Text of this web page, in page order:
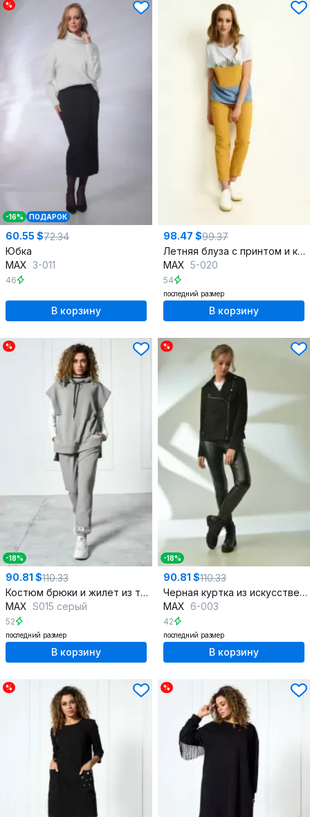
%
-16% ПОДАРОК
60.55 $72.34
Юбка
MAX 3-011
46
В корзину
98.47 $99.37
Летняя блуза с принтом и коротким рукавом
MAX 5-020
54
последний размер
В корзину
%
-18%
90.81 $110.33
Костюм брюки и жилет из трикотажной ткани на каждый день
MAX S015 серый
52
последний размер
В корзину
%
-18%
90.81 $110.33
Черная куртка из искусственной замши с асимметричной застежкой
MAX 6-003
42
последний размер
В корзину
% %